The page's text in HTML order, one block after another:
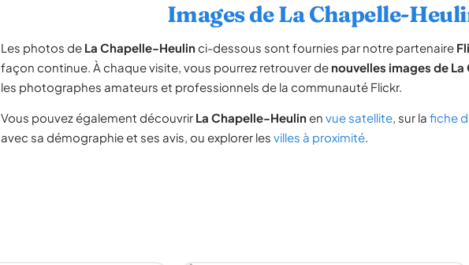
Images de La Chapelle-
Les photos de La Chapelle-Heulinci-dessous sont fournies par notre partenaire
façon continue. À chaque visite, vous pourrez retrouver de nouvelles images de
les photographes amateurs et professionnels de la communauté Flickr.
Vous pouvez également découvrir La Chapelle-Heulinen vue satellite, sur la fiche
avec sa démographie et ses avis, ou explorer les villes à proximité.